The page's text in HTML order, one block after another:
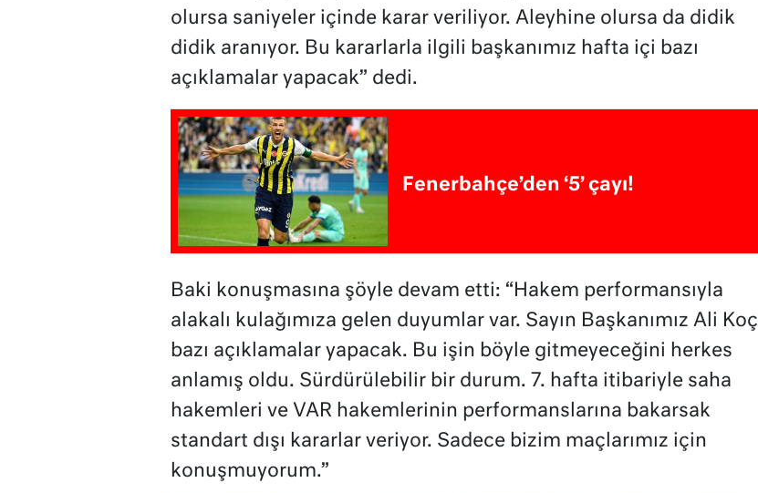
olursa saniyeler içinde karar veriliyor. Aleyhine olursa da didik
didik aranıyor. Bu kararlarla ilgili başkanımız hafta içi bazı
açıklamalar yapacak” dedi.
Fenerbahçe’den ‘5’ çayı!
Baki konuşmasına şöyle devam etti: “Hakem performansıyla
alakalı kulağımıza gelen duyumlar var. Sayın Başkanımız Ali Koç
bazı açıklamalar yapacak. Bu işin böyle gitmeyeceğini herkes
anlamış oldu. Sürdürülebilir bir durum. 7. hafta itibariyle saha
hakemleri ve VAR hakemlerinin performanslarına bakarsak
standart dışı kararlar veriyor. Sadece bizim maçlarımız için
konuşmuyorum.”